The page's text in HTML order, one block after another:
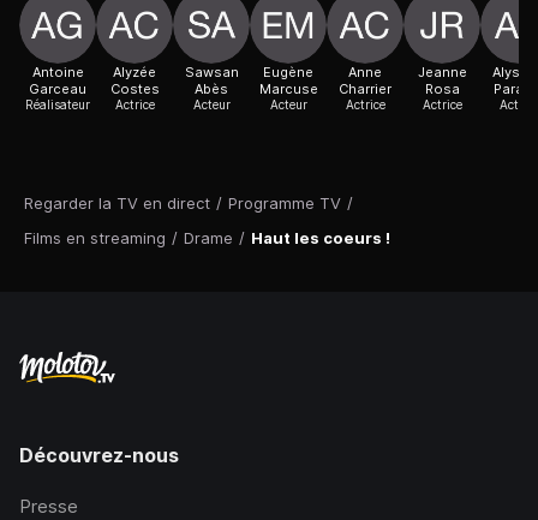
Regarder la TV en direct / Programme TV /
Films en streaming / Drame / Haut les coeurs !
Antoine
Garceau
Réalisateur
Alyzée
Costes
Actrice
Sawsan
Abès
Acteur
Eugène
Marcuse
Acteur
Anne
Charrier
Actrice
Jeanne
Rosa
Actrice Actrice
Découvrez-nous
Presse